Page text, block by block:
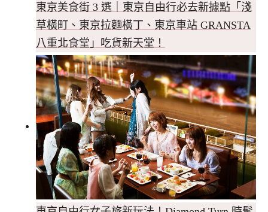
東京美食街 3 選｜東京自由行必去新據點「淺
草橫町、東京拉麵橫丁、東京車站 GRANSTA
八重北食堂」吃貨新天堂！